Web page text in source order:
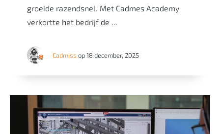
groeide razendsnel. Met Cadmes Academy
verkortte het bedrijf de ...
Cadmiss op 18 december, 2025